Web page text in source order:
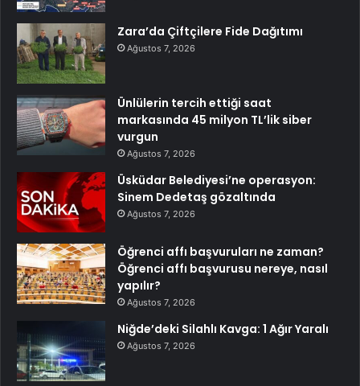
Zara’da Çiftçilere Fide Dağıtımı
Ağustos 7, 2026
Ünlülerin tercih ettiği saat
markasında 45 milyon TL’lik siber
vurgun
Ağustos 7, 2026
Üsküdar Belediyesi’ne operasyon:
Sinem Dedetaş gözaltında
Ağustos 7, 2026
Öğrenci affı başvuruları ne zaman?
Öğrenci affı başvurusu nereye, nasıl
yapılır?
Ağustos 7, 2026
Niğde’deki Silahlı Kavga: 1 Ağır Yaralı
Ağustos 7, 2026